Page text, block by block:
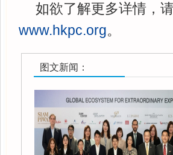
如欲了解更多详情，
www.hkpc.org。
图文新闻：